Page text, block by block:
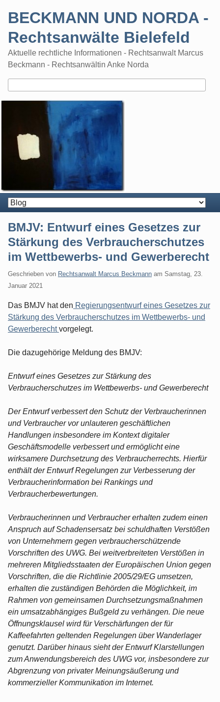
BECKMANN UND NORDA -
Rechtsanwälte Bielefeld
Aktuelle rechtliche Informationen - Rechtsanwalt Marcus
Beckmann - Rechtsanwältin Anke Norda
BMJV: Entwurf eines Gesetzes zur
Stärkung des Verbraucherschutzes
im Wettbewerbs- und Gewerberecht
Geschrieben von Rechtsanwalt Marcus Beckmann am Samstag, 23.
Januar 2021
Das BMJV hat den Regierungsentwurf eines Gesetzes zur
Stärkung des Verbraucherschutzes im Wettbewerbs- und
Gewerberechtvorgelegt.
Die dazugehörige Meldung des BMJV:
Entwurf eines Gesetzes zur Stärkung des
Verbraucherschutzes im Wettbewerbs- und Gewerberecht
Der Entwurf verbessert den Schutz der Verbraucherinnen
und Verbraucher vor unlauteren geschäftlichen
Handlungen insbesondere im Kontext digitaler
Geschäftsmodelle verbessert und ermöglicht eine
wirksamere Durchsetzung des Verbraucherrechts. Hierfür
enthält der Entwurf Regelungen zur Verbesserung der
Verbraucherinformation bei Rankings und
Verbraucherbewertungen.
Verbraucherinnen und Verbraucher erhalten zudem einen
Anspruch auf Schadensersatz bei schuldhaften Verstößen
von Unternehmern gegen verbraucherschützende
Vorschriften des UWG. Bei weitverbreiteten Verstößen in
mehreren Mitgliedsstaaten der Europäischen Union gegen
Vorschriften, die die Richtlinie 2005/29/EG umsetzen,
erhalten die zuständigen Behörden die Möglichkeit, im
Rahmen von gemeinsamen Durchsetzungsmaßnahmen
ein umsatzabhängiges Bußgeld zu verhängen. Die neue
Öffnungsklausel wird für Verschärfungen der für
Kaffeefahrten geltenden Regelungen über Wanderlager
genutzt. Darüber hinaus sieht der Entwurf Klarstellungen
zum Anwendungsbereich des UWG vor, insbesondere zur
Abgrenzung von privater Meinungsäußerung und
kommerzieller Kommunikation im Internet.